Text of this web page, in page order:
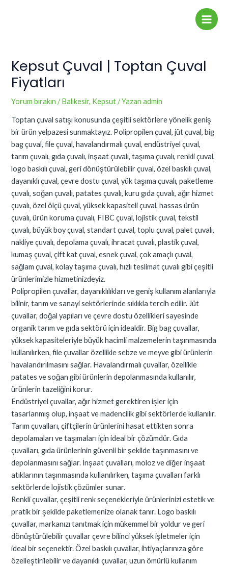
Main
Kepsut Çuval | Toptan Çuval
Fiyatları
Yorum bırakın /Balıkesir, Kepsut/ Yazan admin
Toptan çuval satışı konusunda çeşitli sektörlere yönelik geniş
bir ürün yelpazesi sunmaktayız. Polipropilen çuval, jüt çuval, big
bag çuval, file çuval, havalandırmalı çuval, endüstriyel çuval,
tarım çuvalı, gıda çuvalı, inşaat çuvalı, taşıma çuvalı, renkli çuval,
logo baskılı çuval, geri dönüştürülebilir çuval, özel baskılı çuval,
dayanıklı çuval, çevre dostu çuval, yük taşıma çuvalı, paketleme
çuvalı, soğan çuvalı, patates çuvalı, kuru gıda çuvalı, ağır hizmet
çuvalı, özel ölçü çuval, yüksek kapasiteli çuval, hassas ürün
çuvalı, ürün koruma çuvalı, FIBC çuval, lojistik çuval, tekstil
çuvalı, büyük boy çuval, standart çuval, toplu çuval, palet çuvalı,
nakliye çuvalı, depolama çuvalı, ihracat çuvalı, plastik çuval,
kumaş çuval, çift kat çuval, esnek çuval, çok amaçlı çuval,
sağlam çuval, kolay taşıma çuvalı, hızlı teslimat çuvalı gibi çeşitli
ürünlerimizle hizmetinizdeyiz.
Polipropilen çuvallar, dayanıklılıkları ve geniş kullanım alanlarıyla
bilinir, tarım ve sanayi sektörlerinde sıklıkla tercih edilir. Jüt
çuvallar, doğal yapıları ve çevre dostu özellikleri sayesinde
organik tarım ve gıda sektörü için idealdir. Big bag çuvallar,
yüksek kapasiteleriyle büyük hacimli malzemelerin taşınmasında
kullanılırken, file çuvallar özellikle sebze ve meyve gibi ürünlerin
havalandırılmasını sağlar. Havalandırmalı çuvallar, özellikle
patates ve soğan gibi ürünlerin depolanmasında kullanılır,
ürünlerin tazeliğini korur.
Endüstriyel çuvallar, ağır hizmet gerektiren işler için
tasarlanmış olup, inşaat ve madencilik gibi sektörlerde kullanılır.
Tarım çuvalları, çiftçilerin ürünlerini hasat ettikten sonra
depolamaları ve taşımaları için ideal bir çözümdür. Gıda
çuvalları, gıda ürünlerinin güvenli bir şekilde taşınmasını ve
depolanmasını sağlar. İnşaat çuvalları, moloz ve diğer inşaat
atıklarının taşınmasında kullanılırken, taşıma çuvalları farklı
sektörlerde lojistik çözümler sunar.
Renkli çuvallar, çeşitli renk seçenekleriyle ürünlerinizi estetik ve
pratik bir şekilde paketlemenize olanak tanır. Logo baskılı
çuvallar, markanızı tanıtmak için mükemmel bir yoldur ve geri
dönüştürülebilir çuvallar çevre bilinci yüksek işletmeler için
ideal bir seçenektir. Özel baskılı çuvallar, ihtiyaçlarınıza göre
özelleştirilebilir ve dayanıklı çuvallar, uzun ömürlü kullanım